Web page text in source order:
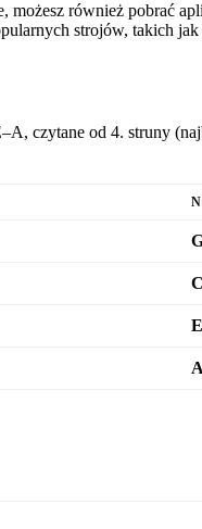
możesz również pobrać
strojów, takich
czytane od 4. struny